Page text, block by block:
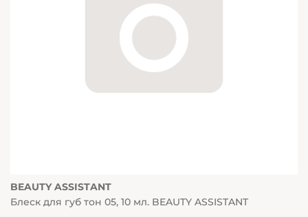
BEAUTY ASSISTANT
Блеск для губ тон 05, 10 мл. BEAUTY ASSISTANT